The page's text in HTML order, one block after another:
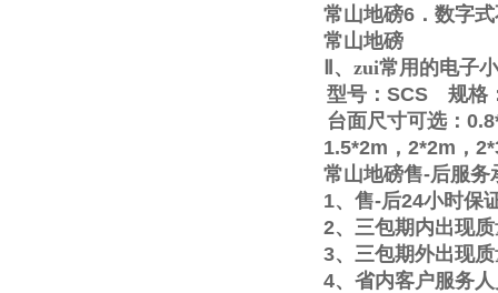
常山地磅6 ．数字
常山地磅
、zui常用的电子
型号： SCS
规格
台面尺寸可选：
1.5*2m ， 2*2m ，
常山地磅售-后服务
1、售-后24小时保
2、三包期内出现
3、三包期外出现
4、省内客户服务